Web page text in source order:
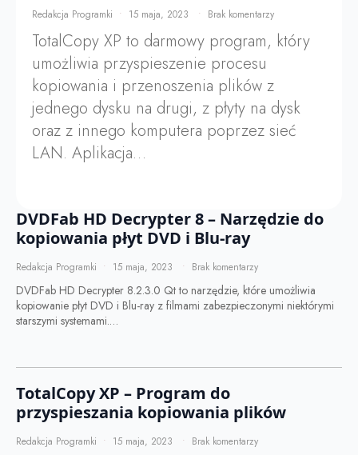
Redakcja Programki 15 maja, 2023 Brak komentarzy
TotalCopy XP to darmowy program, który
umożliwia przyspieszenie procesu
kopiowania i przenoszenia plików z
jednego dysku na drugi, z płyty na dysk
oraz z innego komputera poprzez sieć
LAN. Aplikacja…
DVDFab HD Decrypter 8 – Narzędzie do
kopiowania płyt DVD i Blu-ray
Redakcja Programki 15 maja, 2023 Brak komentarzy
DVDFab HD Decrypter 8.2.3.0 Qt to narzędzie, które umożliwia
kopiowanie płyt DVD i Blu-ray z filmami zabezpieczonymi niektórymi
starszymi systemami.…
TotalCopy XP – Program do
przyspieszania kopiowania plików
Redakcja Programki 15 maja, 2023 Brak komentarzy